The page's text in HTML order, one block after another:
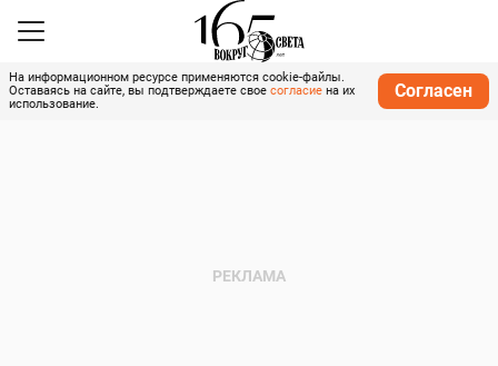
На информационном ресурсе применяются cookie-файлы.
Оставаясь на сайте, вы подтверждаете свое согласие на их
использование.
Согласен